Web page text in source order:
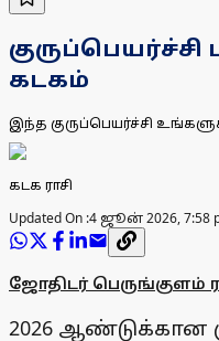
குருப்பெயர்ச்சி
கடகம்
இந்த குருப்பெயர்ச்சி
கடக ராசி
Updated On :4 ஜூன் 2026, 7:58
ஜோதிடர்
2026 ஆண்டுக்கான